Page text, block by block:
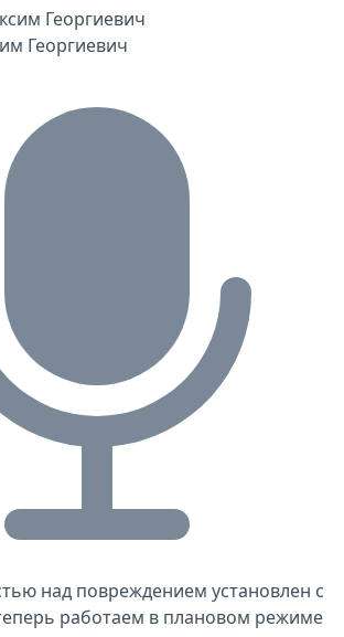
Георгиевич
над повреждением установлен с
работаем в плановом режиме